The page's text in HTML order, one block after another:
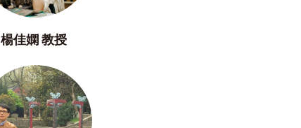
楊佳嫻 教授